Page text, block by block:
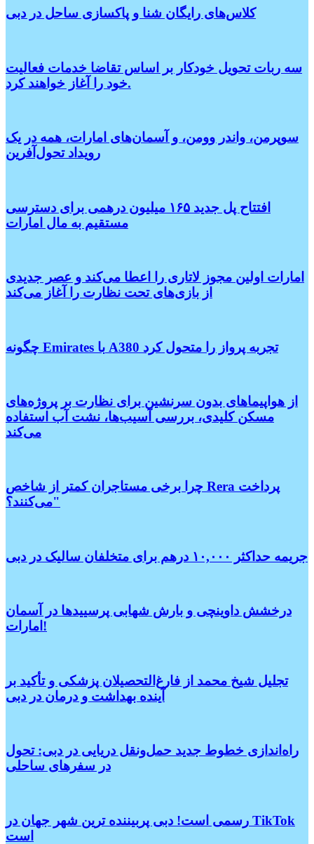
کلاس‌های رایگان شنا و پاکسازی ساحل در دبی
سه ربات تحویل خودکار بر اساس تقاضا خدمات فعالیت
خود را آغاز خواهند کرد.
سوپرمن، واندر وومن، و آسمان‌های امارات، همه در یک
رویداد تحول‌آفرین
افتتاح پل جدید ۱۶۵ میلیون درهمی برای دسترسی
مستقیم به مال امارات
امارات اولین مجوز لاتاری را اعطا می‌کند و عصر جدیدی
از بازی‌های تحت نظارت را آغاز می‌کند
چگونه Emirates با A380 تجربه پرواز را متحول کرد
از هواپیماهای بدون سرنشین برای نظارت بر پروژه‌های
مسکن کلیدی، بررسی آسیب‌ها، نشت آب استفاده
می‌کند
چرا برخی مستاجران کمتر از شاخص Rera پرداخت
می‌کنند؟"
جریمه حداکثر ۱۰,۰۰۰ درهم برای متخلفان سالیک در دبی
درخشش داوینچی و بارش شهابی پرسییدها در آسمان
امارات!
تجلیل شیخ محمد از فارغ‌التحصیلان پزشکی و تأکید بر
آینده بهداشت و درمان در دبی
راه‌اندازی خطوط جدید حمل‌ونقل دریایی در دبی: تحول
در سفرهای ساحلی
رسمی است! دبی پربیننده ترین شهر جهان در TikTok
است